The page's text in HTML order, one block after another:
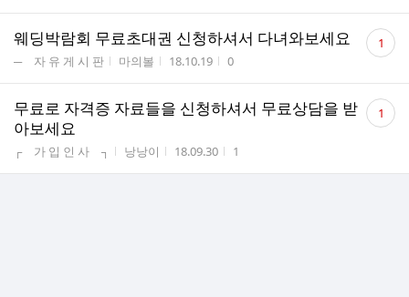
웨딩박람회 무료초대권 신청하셔서 다녀와보세요
게시판명
─ 자 유 게 시 판 작성자
마의볼 작성시간
18.10.19 조회수
0
댓
글 1
무료로 자격증 자료들을 신청하셔서 무료상담을 받
아보세요
게시판명
┌ 가 입 인 사 ┐ 작성자
낭낭이 작성시간
18.09.30 조회수
1
댓
글 1